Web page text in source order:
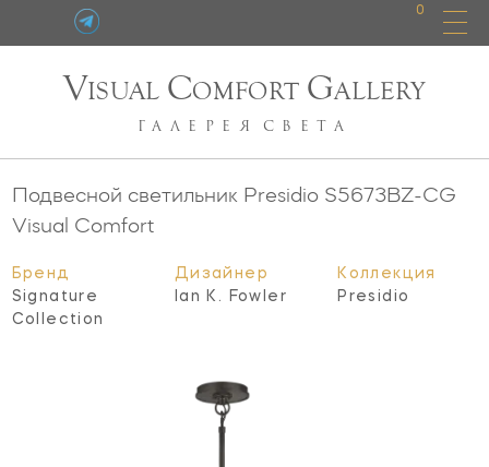
0
VISUAL COMFORT GALLERY
ГАЛЕРЕЯ СВЕТА
Подвесной светильник Presidio S5673BZ-CG
Visual Comfort
Бренд
Signature
Collection
Дизайнер
Ian K. Fowler
Коллекция
Presidio